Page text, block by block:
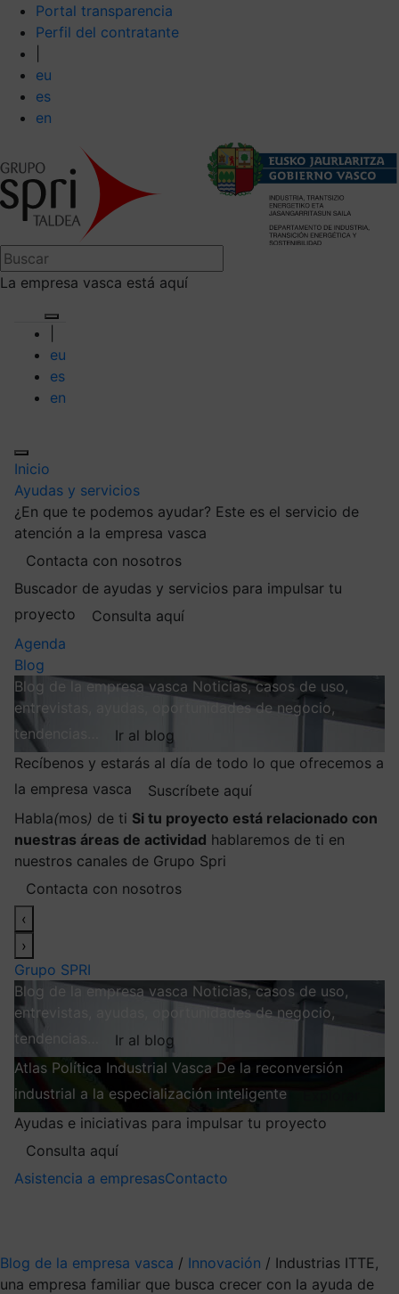
Portal transparencia
Perfil del contratante
eu
es
en
La empresa vasca está aquí
eu
es
en
Inicio
Ayudas y servicios
¿En que te podemos ayudar? Este es el servicio de
atención a la empresa vasca
Contacta con nosotros
Buscador de ayudas y servicios para impulsar tu
proyecto
Consulta aquí
Agenda
Blog
Blog de la empresa vasca Noticias, casos de uso,
entrevistas, ayudas, oportunidades de negocio,
tendencias…
Ir al blog
Recíbenos y estarás al día de todo lo que ofrecemos a
la empresa vasca
Suscríbete aquí
Habla(mos) de ti Si tu proyecto está relacionado con
nuestras áreas de actividad hablaremos de ti en
nuestros canales de Grupo Spri
Contacta con nosotros
‹
›
Grupo SPRI
Blog de la empresa vasca Noticias, casos de uso,
entrevistas, ayudas, oportunidades de negocio,
tendencias…
Ir al blog
Atlas Política Industrial Vasca De la reconversión
industrial a la especialización inteligente
Ayudas e iniciativas para impulsar tu proyecto
Consulta aquí
Asistencia a empresasContacto
Blog de la empresa vasca / Innovación / Industrias ITTE,
una empresa familiar que busca crecer con la ayuda de